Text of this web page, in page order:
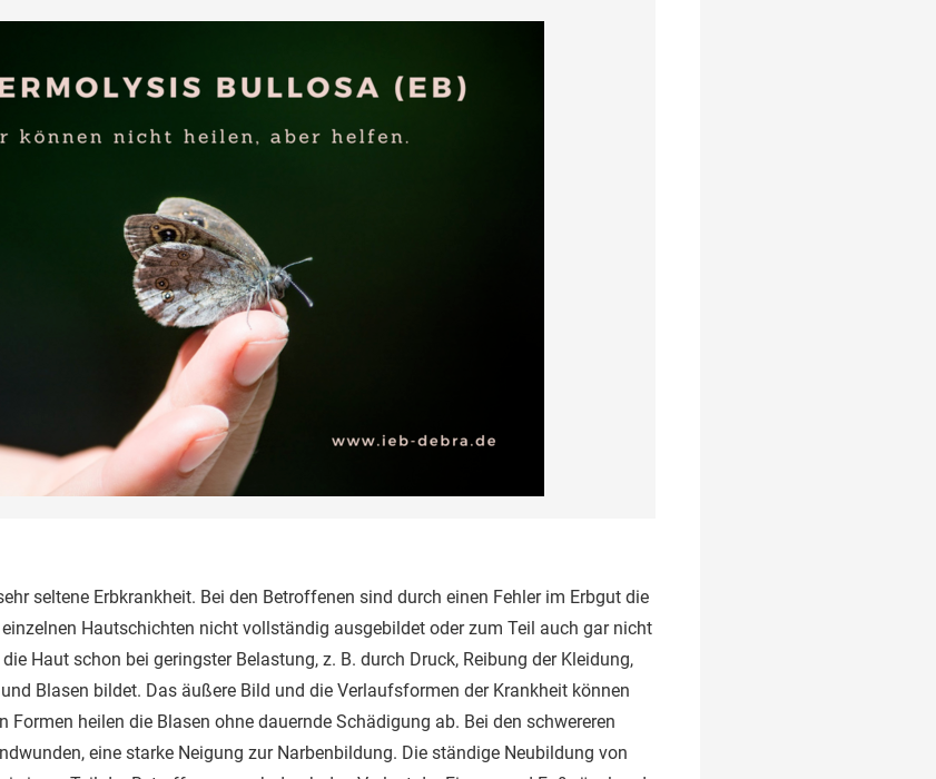
seltene Erbkrankheit. Bei den Betroffenen sind durch einen Fehler im Erbgut die
Hautschichten nicht vollständig ausgebildet oder zum Teil auch gar nicht
Haut schon bei geringster Belastung, z. B. durch Druck, Reibung der Kleidung,
Blasen bildet. Das äußere Bild und die Verlaufsformen der Krankheit können
Formen heilen die Blasen ohne dauernde Schädigung ab. Bei den schwereren
eine starke Neigung zur Narbenbildung. Die ständige Neubildung von